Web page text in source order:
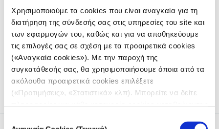
Χρησιμοποιούμε τα cookies που είναι αναγκαία για τη
διατήρηση της σύνδεσής σας στις υπηρεσίες του site και
των εφαρμογών του, καθώς και για να αποθηκεύουμε
τις επιλογές σας σε σχέση με τα προαιρετικά cookies
(«Αναγκαία cookies»). Με την παροχή της
συγκατάθεσής σας, θα χρησιμοποιήσουμε όποια από τα
ακόλουθα προαιρετικά cookies επιλέξετε
(«Προτιμήσεις», «Στατιστικά» κλπ). Μπορείτε να δείτε
Σε πολλές ευρωπαϊκές χώρες οι υπηρεσίες ψυχολογικής
υποστήριξης στο δημόσιο σύστημα υγείας είναι ανεπαρκείς
ή ακόμη και ανύπαρκτες.